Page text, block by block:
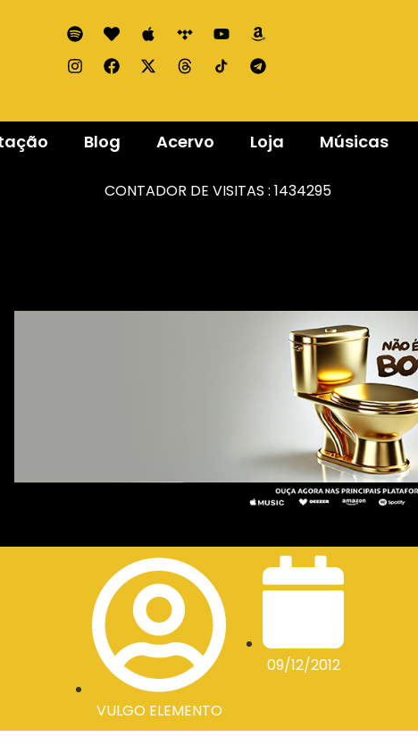
Blog Acervo Loja Músicas
CONTADOR DE VISITAS : 1434295
VULGO ELEMENTO
09/12/2012